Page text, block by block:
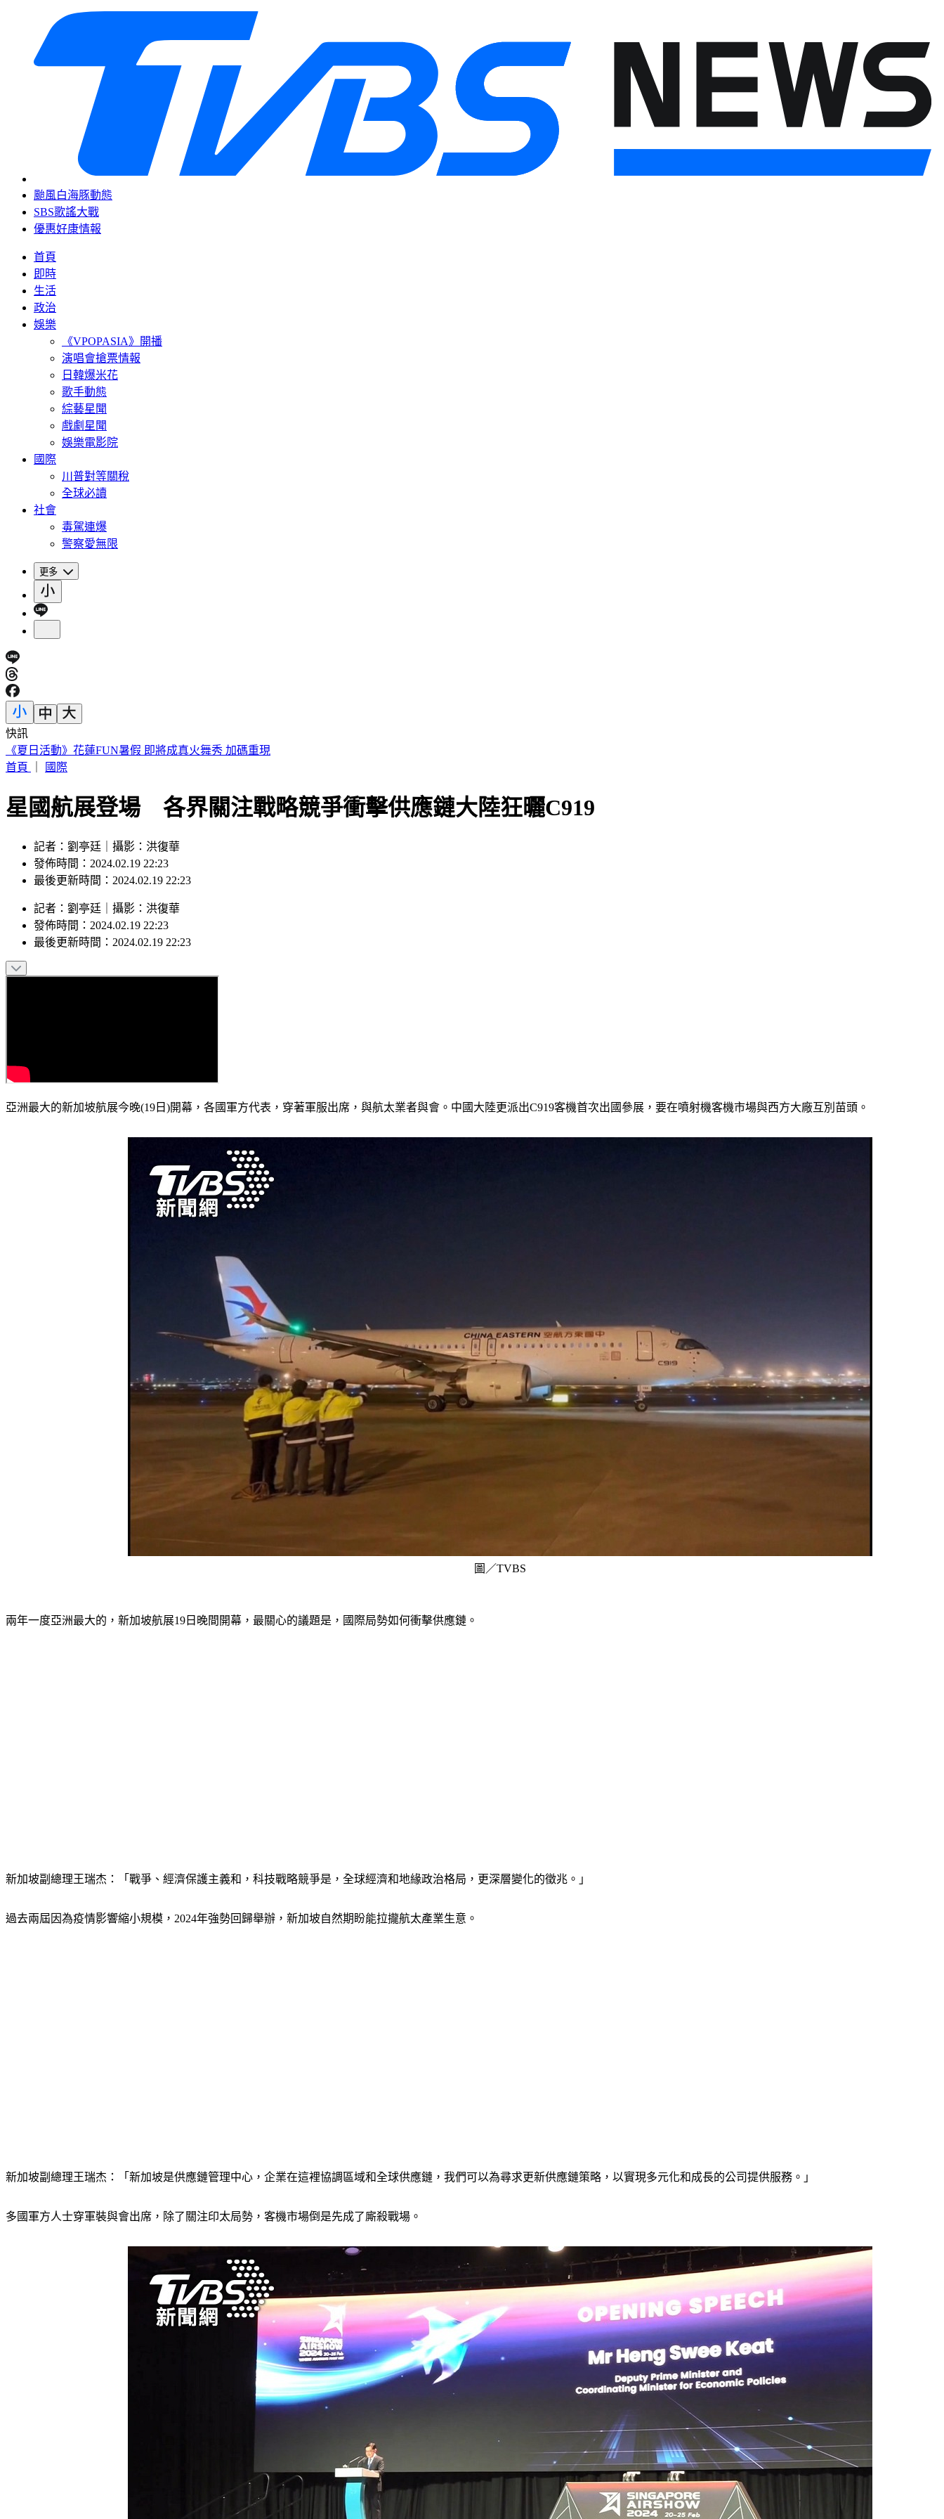
颱風白海豚動態
SBS歌謠大戰
優惠好康情報
首頁
即時
生活
政治
娛樂
《VPOPASIA》開播
演唱會搶票情報
日韓爆米花
歌手動態
綜藝星聞
戲劇星聞
娛樂電影院
國際
川普對等關稅
全球必讀
社會
毒駕連爆
警察愛無限
更多
快訊
《夏日活動》花蓮FUN暑假 即將成真火舞秀 加碼重現
首頁
國際
星國航展登場 各界關注戰略競爭衝擊供應鏈大陸狂曬C919
記者：劉亭廷｜攝影：洪復華
發佈時間：2024.02.19 22:23
最後更新時間：2024.02.19 22:23
記者 ： 劉亭廷 攝影 ： 洪復華
發佈時間： 2024.02.19 22:23
最後更新時間： 2024.02.19 22:23
亞洲最大的新加坡航展今晚(19日)開幕，各國軍方代表，穿著軍服出席，與航太業者與會。中國大陸更派出C919客機首次出國參展，要在噴射機客機市場與西方大廠互別苗頭。
圖／TVBS
兩年一度亞洲最大的，新加坡航展19日晚間開幕，最關心的議題是，國際局勢如何衝擊供應鏈。
新加坡副總理王瑞杰：「戰爭、經濟保護主義和，科技戰略競爭是，全球經濟和地緣政治格局，更深層變化的徵兆。」
過去兩屆因為疫情影響縮小規模，2024年強勢回歸舉辦，新加坡自然期盼能拉攏航太產業生意。
新加坡副總理王瑞杰：「新加坡是供應鏈管理中心，企業在這裡協調區域和全球供應鏈，我們可以為尋求更新供應鏈策略，以實現多元化和成長的公司提供服務。」
多國軍方人士穿軍裝與會出席，除了關注印太局勢，客機市場倒是先成了廝殺戰場。